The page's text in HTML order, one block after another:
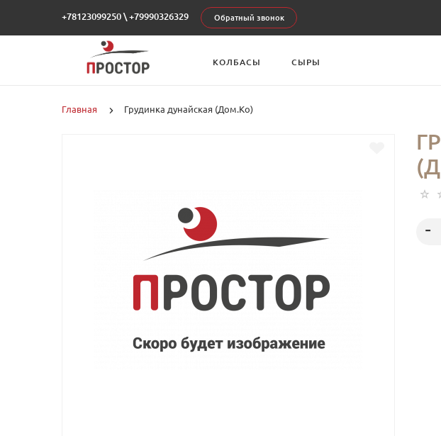
+78123099250 \ +79990326329 Обратный звонок
КОЛБАСЫ СЫРЫ
Главная Грудинка дунайская (Дом.Ко)